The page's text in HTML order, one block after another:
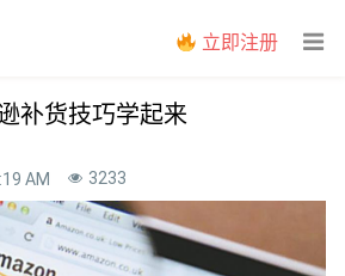
立即注册
补货技巧学起来
AM 3233